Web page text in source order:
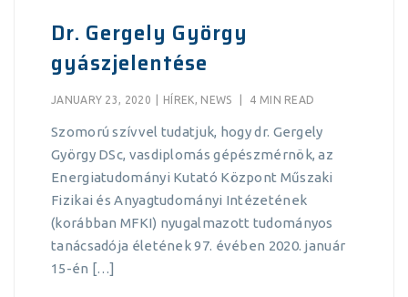
Dr. Gergely György
gyászjelentése
JANUARY 23, 2020 HÍREK, NEWS 4 MIN READ
Szomorú szívvel tudatjuk, hogy dr. Gergely
György DSc, vasdiplomás gépészmérnök, az
Energiatudományi Kutató Központ Műszaki
Fizikai és Anyagtudományi Intézetének
(korábban MFKI) nyugalmazott tudományos
tanácsadója életének 97. évében 2020. január
15-én […]